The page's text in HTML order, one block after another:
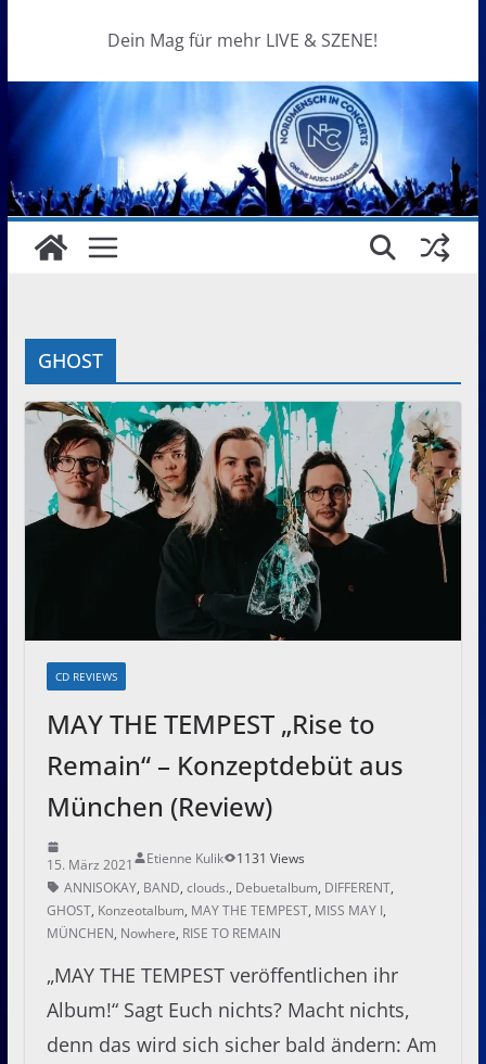
Dein Mag für mehr LIVE & SZENE!
GHOST
CD REVIEWS
MAY THE TEMPEST „Rise to
Remain“ – Konzeptdebüt aus
München (Review)
15. März 2021 Etienne Kulik
1131 Views
ANNISOKAY, BAND, clouds., Debuetalbum, DIFFERENT,
GHOST, Konzeotalbum, MAY THE TEMPEST, MISS MAY I,
MÜNCHEN, Nowhere, RISE TO REMAIN
„MAY THE TEMPEST veröffentlichen ihr
Album!“ Sagt Euch nichts? Macht nichts,
denn das wird sich sicher bald ändern: Am